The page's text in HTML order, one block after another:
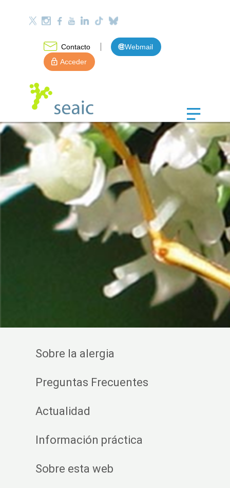
Contacto
Webmail
Acceder
Sobre la alergia
Preguntas Frecuentes
Actualidad
Información práctica
Sobre esta web